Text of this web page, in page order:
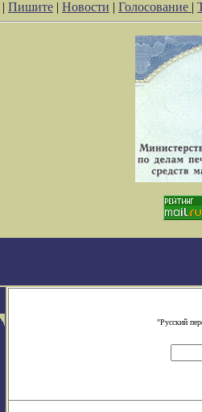
| Пишите | Новости | Голосование |
"Русский